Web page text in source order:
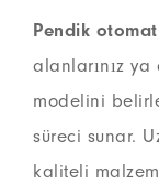
Pendik
alanlarınız
modelini
süreci sunar.
kaliteli